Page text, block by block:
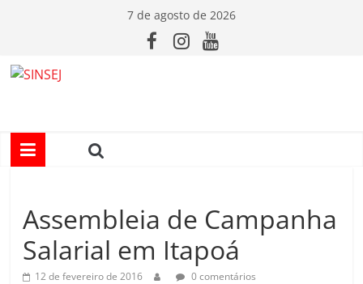
conteúdo
7 de agosto de 2026
I
S
Assembleia de Campanha
Salarial em Itapoá
12 de fevereiro de 2016 0 comentários